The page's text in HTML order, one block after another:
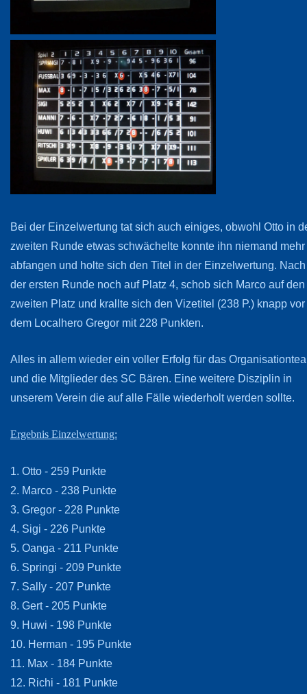
Bei der Einzelwertung tat sich auch einiges, obwohl Otto in
zweiten Runde etwas schwächelte konnte ihn niemand mehr
abfangen und holte sich den Titel in der Einzelwertung. Nach
der ersten Runde noch auf Platz 4, schob sich Marco auf den
zweiten Platz und krallte sich den Vizetitel (238 P.) knapp vor
dem Localhero Gregor mit 228 Punkten.
Alles in allem wieder ein voller Erfolg für das
und die Mitglieder des SC Bären. Eine weitere Disziplin in
unserem Verein die auf alle Fälle wiederholt werden sollte.
Ergebnis Einzelwertung:
1. Otto - 259 Punkte
2. Marco - 238 Punkte
3. Gregor - 228 Punkte
4. Sigi - 226 Punkte
5. Oanga - 211 Punkte
6. Springi - 209 Punkte
7. Sally - 207 Punkte
8. Gert - 205 Punkte
9. Huwi - 198 Punkte
10. Herman - 195 Punkte
11. Max - 184 Punkte
12. Richi - 181 Punkte